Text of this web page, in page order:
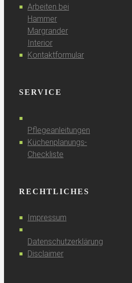
Arbeiten bei
Hammer
Margrander
Interior
Kontaktformular
SERVICE
Pflegeanleitungen
Küchenplanungs-
Checkliste
RECHTLICHES
Impressum
Datenschutzerklärung
Disclaimer